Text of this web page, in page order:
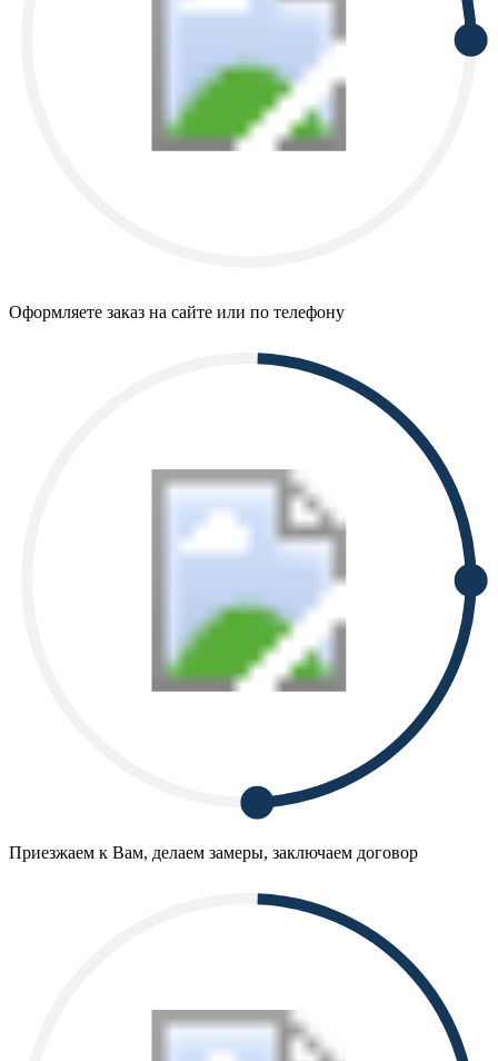
Оформляете заказ на сайте или по телефону
Приезжаем к Вам, делаем замеры, заключаем договор